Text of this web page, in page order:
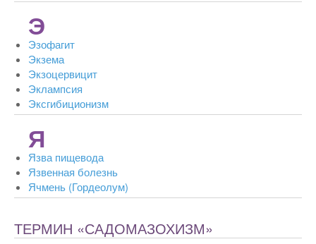
Э
Эзофагит
Экзема
Экзоцервицит
Эклампсия
Эксгибиционизм
Я
Язва пищевода
Язвенная болезнь
Ячмень (Гордеолум)
ТЕРМИН «САДОМАЗОХИЗМ»